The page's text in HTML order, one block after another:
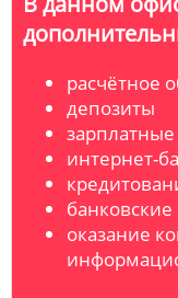
расчётное
депозиты
интернет-
банковские
оказание